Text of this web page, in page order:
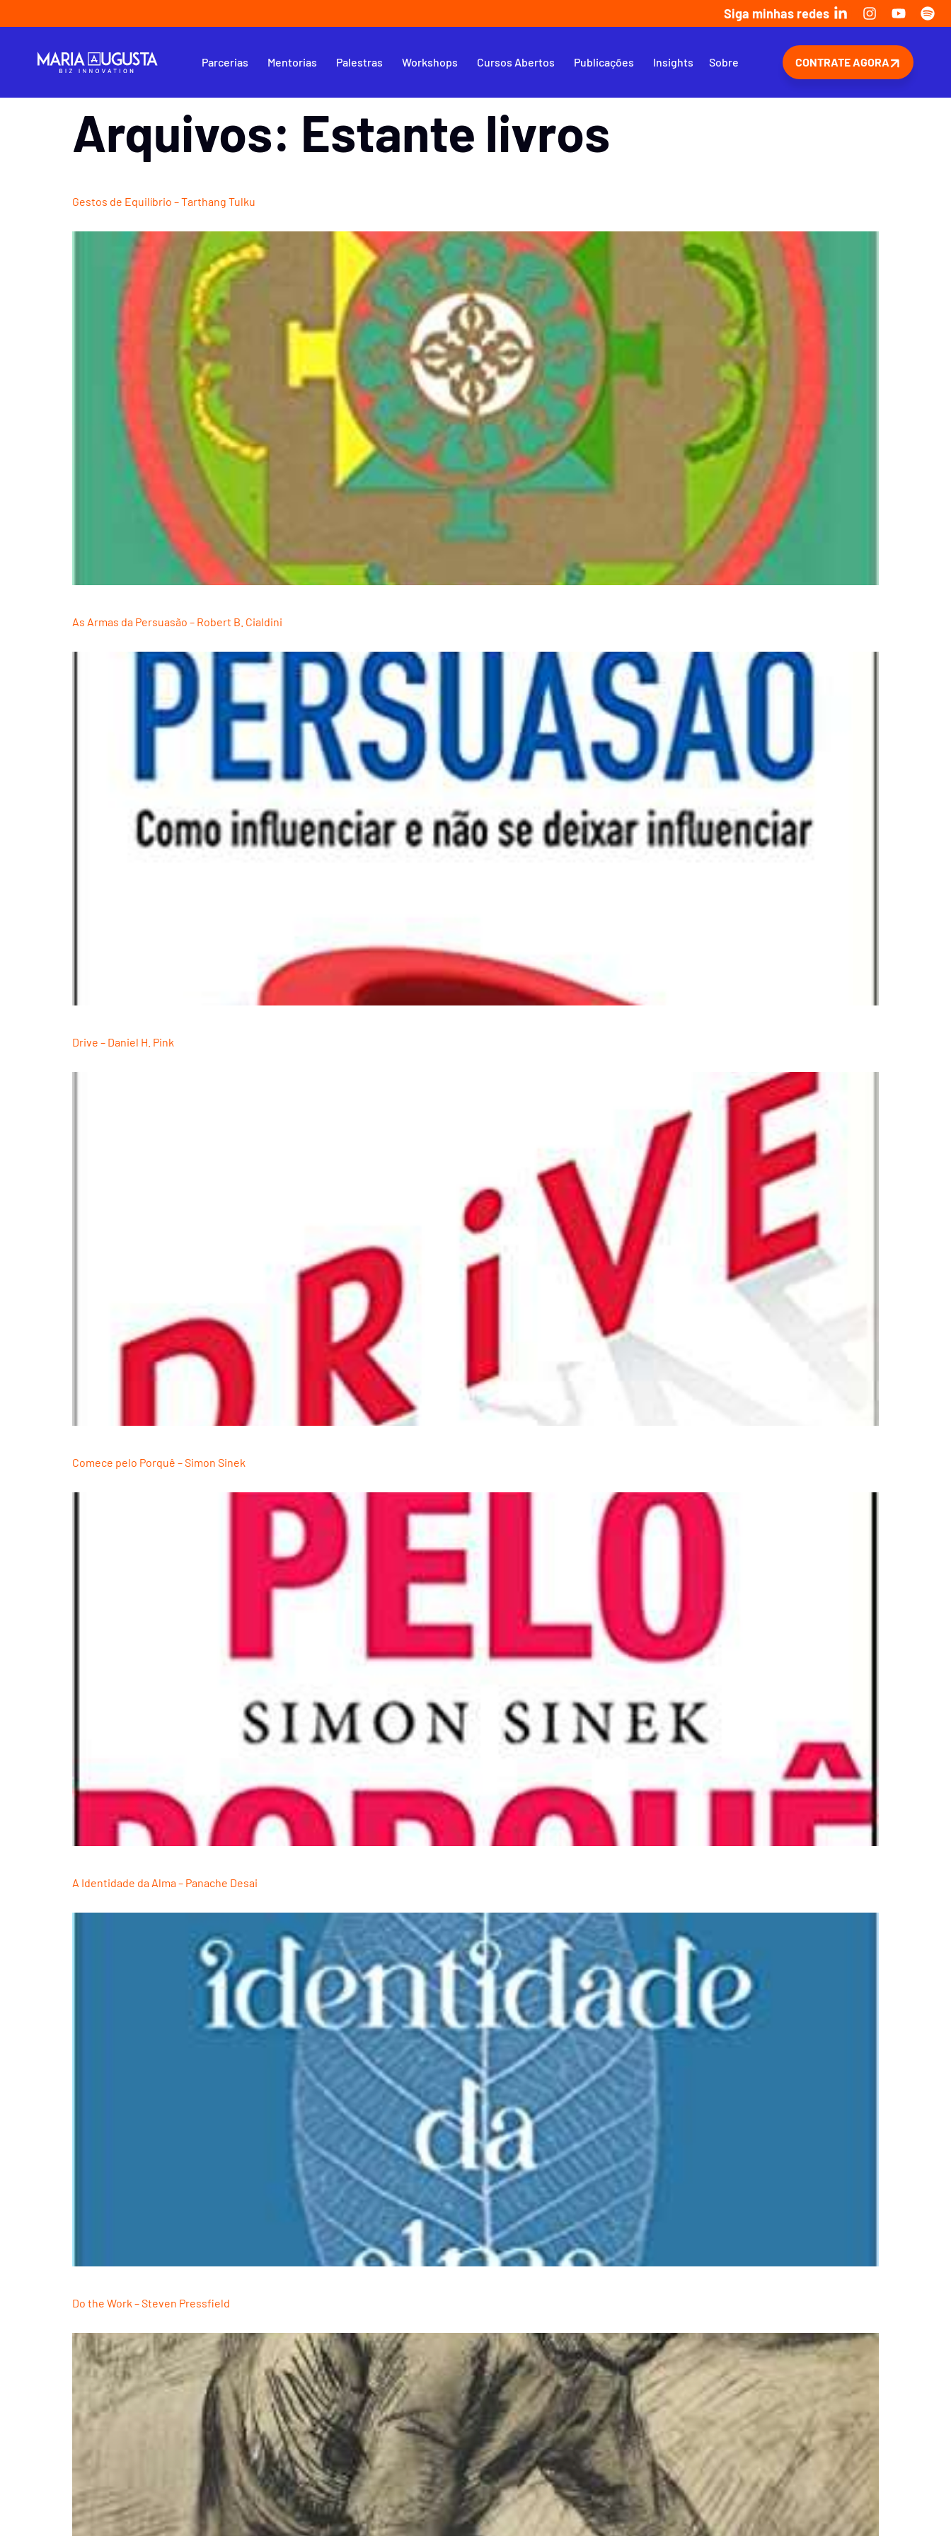
Siga minhas redes
Parcerias Mentorias Palestras Workshops Cursos Abertos Publicações Insights Sobre CONTRATE AGORA
Arquivos: Estante livros
Gestos de Equilíbrio – Tarthang Tulku
As Armas da Persuasão – Robert B. Cialdini
Drive – Daniel H. Pink
Comece pelo Porquê – Simon Sinek
A Identidade da Alma – Panache Desai
Do the Work – Steven Pressfield